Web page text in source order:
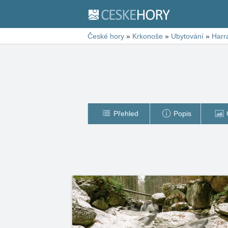
České hory » Krkonoše » Ubytování »
Přehled Popis